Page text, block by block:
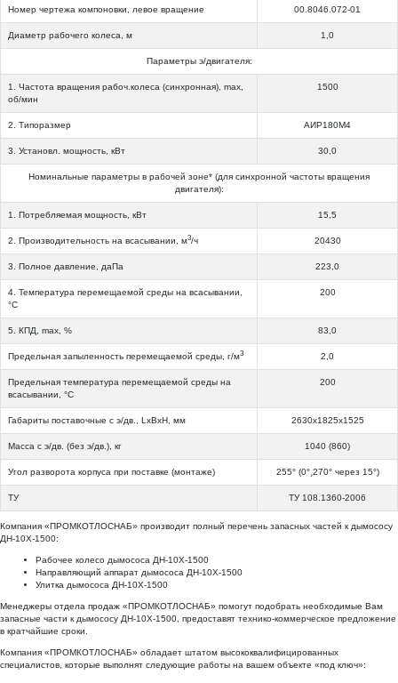
Номер чертежа компоновки, левое вращение 00.8046.072-01
Диаметр рабочего колеса, м 1,0
Параметры э/двигателя:
1. Частота вращения рабоч.колеса (синхронная), max,
об/мин
1500
2. Типоразмер АИР180М4
3. Установл. мощность, кВт 30,0
Номинальные параметры в рабочей зоне* (для синхронной частоты вращения
двигателя):
1. Потребляемая мощность, кВт 15,5
2. Производительность на всасывании, м3/ч 20430
3. Полное давление, даПа 223,0
4. Температура перемещаемой среды на всасывании,
°С
200
5. КПД, max, % 83,0
Предельная запыленность перемещаемой среды, г/м3 2,0
Предельная температура перемещаемой среды на
всасывании, °С
200
Габариты поставочные с э/дв., LхВхH, мм 2630х1825х1525
Масса с э/дв. (без э/дв.), кг 1040 (860)
Угол разворота корпуса при поставке (монтаже) 255° (0°¸270° через 15°)
ТУ ТУ 108.1360-2006
Компания «ПРОМКОТЛОСНАБ» производит полный перечень запасных частей к дымососу
ДН-10Х-1500:
Рабочее колесо дымососа ДН-10Х-1500
Направляющий аппарат дымососа ДН-10Х-1500
Улитка дымососа ДН-10Х-1500
Менеджеры отдела продаж «ПРОМКОТЛОСНАБ» помогут подобрать необходимые Вам
запасные части к дымососу ДН-10Х-1500, предоставят технико-коммерческое предложение
в кратчайшие сроки.
Компания «ПРОМКОТЛОСНАБ» обладает штатом высококвалифицированных
специалистов, которые выполнят следующие работы на вашем объекте «под ключ»: